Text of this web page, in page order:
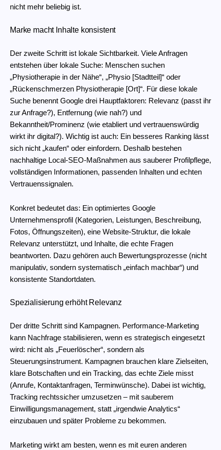
nicht mehr beliebig ist.
Marke macht Inhalte konsistent
Der zweite Schritt ist lokale Sichtbarkeit. Viele Anfragen
entstehen über lokale Suche: Menschen suchen
„Physiotherapie in der Nähe“, „Physio [Stadtteil]“ oder
„Rückenschmerzen Physiotherapie [Ort]“. Für diese lokale
Suche benennt Google drei Hauptfaktoren: Relevanz (passt ihr
zur Anfrage?), Entfernung (wie nah?) und
Bekanntheit/Prominenz (wie etabliert und vertrauenswürdig
wirkt ihr digital?). Wichtig ist auch: Ein besseres Ranking lässt
sich nicht „kaufen“ oder einfordern. Deshalb bestehen
nachhaltige Local-SEO-Maßnahmen aus sauberer Profilpflege,
vollständigen Informationen, passenden Inhalten und echten
Vertrauenssignalen.
Konkret bedeutet das: Ein optimiertes Google
Unternehmensprofil (Kategorien, Leistungen, Beschreibung,
Fotos, Öffnungszeiten), eine Website-Struktur, die lokale
Relevanz unterstützt, und Inhalte, die echte Fragen
beantworten. Dazu gehören auch Bewertungsprozesse (nicht
manipulativ, sondern systematisch „einfach machbar“) und
konsistente Standortdaten.
Spezialisierung erhöht Relevanz
Der dritte Schritt sind Kampagnen. Performance-Marketing
kann Nachfrage stabilisieren, wenn es strategisch eingesetzt
wird: nicht als „Feuerlöscher“, sondern als
Steuerungsinstrument. Kampagnen brauchen klare Zielseiten,
klare Botschaften und ein Tracking, das echte Ziele misst
(Anrufe, Kontaktanfragen, Terminwünsche). Dabei ist wichtig,
Tracking rechtssicher umzusetzen – mit sauberem
Einwilligungsmanagement, statt „irgendwie Analytics“
einzubauen und später Probleme zu bekommen.
Marketing wirkt am besten, wenn es mit euren anderen